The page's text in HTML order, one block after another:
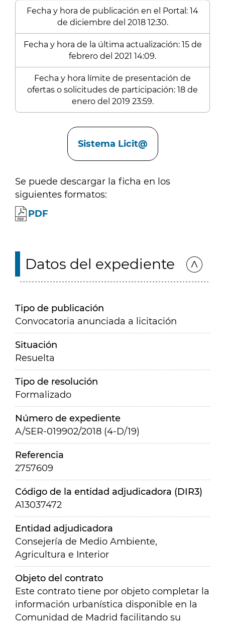
Fecha y hora de publicación en el Portal: 14
de diciembre del 2018 12:30.
Fecha y hora de la última actualización: 15 de
febrero del 2021 14:09.
Fecha y hora límite de presentación de
ofertas o solicitudes de participación: 18 de
enero del 2019 23:59.
Sistema Licit@
Se puede descargar la ficha en los
siguientes formatos:
PDF
Datos del expediente
Tipo de publicación
Convocatoria anunciada a licitación
Situación
Resuelta
Tipo de resolución
Formalizado
Número de expediente
A/SER-019902/2018 (4-D/19)
Referencia
2757609
Código de la entidad adjudicadora (DIR3)
A13037472
Entidad adjudicadora
Consejería de Medio Ambiente,
Agricultura e Interior
Objeto del contrato
Este contrato tiene por objeto completar la
información urbanística disponible en la
Comunidad de Madrid facilitando su